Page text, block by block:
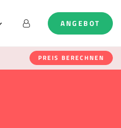
ANGEBOT
PREIS BERECHNEN